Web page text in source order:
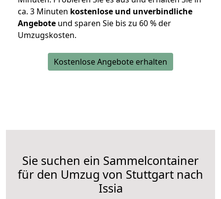
ca. 3 Minuten kostenlose und unverbindliche
Angebote und sparen Sie bis zu 60 % der
Umzugskosten.
Kostenlose Angebote erhalten
Sie suchen ein Sammelcontainer
für den Umzug von Stuttgart nach
Issia